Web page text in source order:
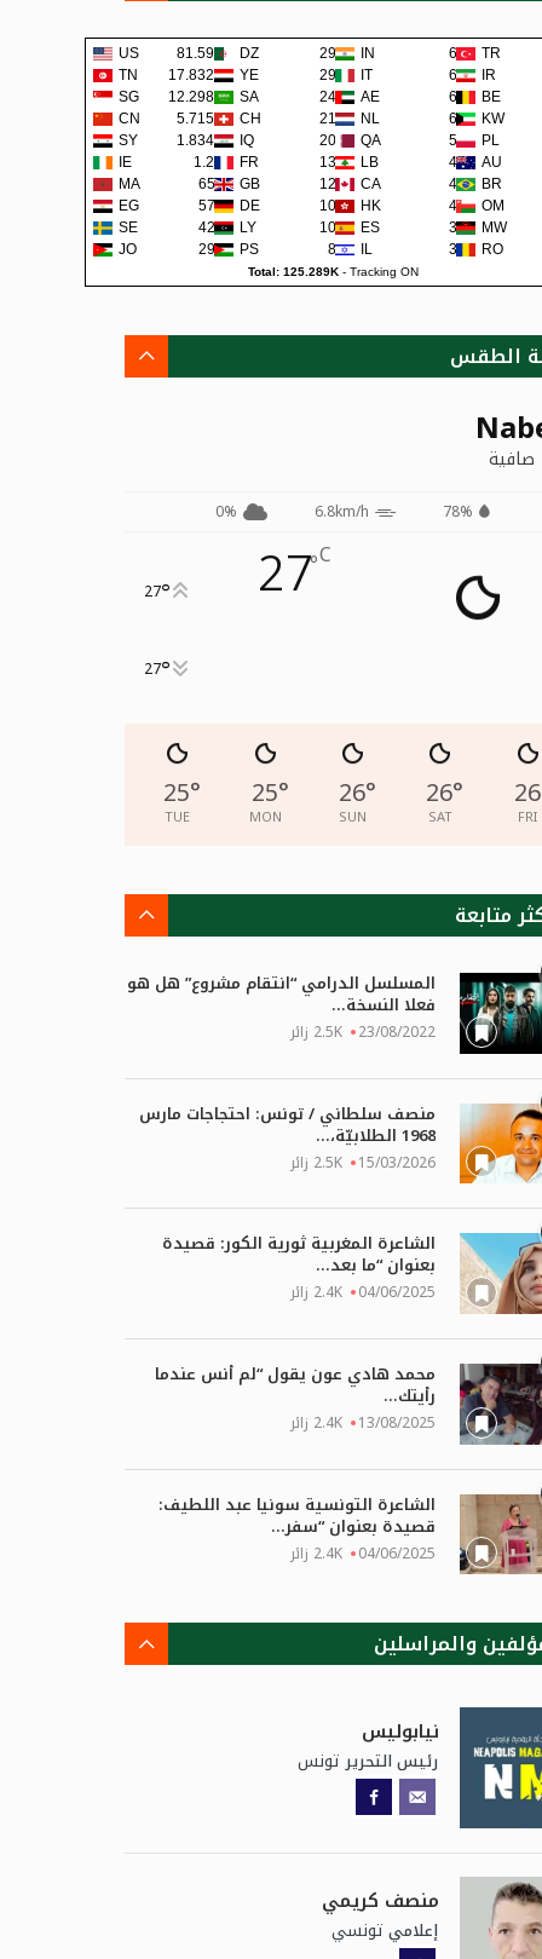
US 81.59K DZ 291 IN 63 TR
TN
17.832K YE 290 IT 62 IR
SG
12.298K SA 241 AE 62 BE
CN
5.715K CH 219 NL 60 KW
SY
1.834K IQ 200 QA 57 PL
IE
1.2K FR 138 LB 48 AU
MA
659 GB 129 CA 45 BR
EG
579 DE 108 HK 42 OM
SE
422 LY 105 ES 38 MW
JO
292 PS 80 IL 36 RO
Total: 125.289K- Tracking ON
الطقس
78%
6.8km/h
0%
27°C
27°
27°
26
FRI
26°
SAT
26°
SUN
25°
MON
25°
TUE
متابعة
المسلسل الدرامي “انتقام مشروع” هل هو
فعلا النسخة...
23/08/2022 2.5K زائر
منصف سلطاني / تونس: احتجاجات مارس
1968 الطلابيّة،...
15/03/2026 2.5K زائر
الشاعرة المغربية ثورية الكور: قصيدة
بعنوان “ما بعد...
04/06/2025 2.4K زائر
محمد هادي عون يقول “لم أنس عندما
رأيتك...
13/08/2025 2.4K زائر
الشاعرة التونسية سونيا عبد اللطيف:
قصيدة بعنوان “سفر...
04/06/2025 2.4K زائر
والمراسلين
نيابوليس
رئيس التحرير تونس
منصف كريمي
إعلامي تونسي